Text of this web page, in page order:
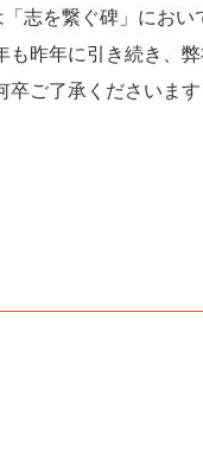
志を繋ぐ碑」にお
も昨年に引き続き、
ご了承くださいます